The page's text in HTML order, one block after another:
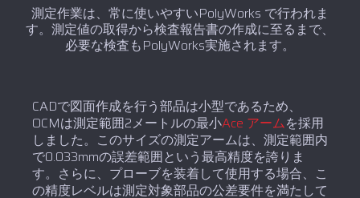
測定作業は、常に使いやすいPolyWorks で行われま
す。測定値の取得から検査報告書の作成に至るまで、
必要な検査もPolyWorks実施されます。
CADで図面作成を行う部品は小型であるため、
OCMは測定範囲2メートルの最小Ace アームを採用
しました。このサイズの測定アームは、測定範囲内
で0.033mmの誤差範囲という最高精度を誇りま
す。さらに、プローブを装着して使用する場合、こ
の精度レベルは測定対象部品の公差要件を満たして